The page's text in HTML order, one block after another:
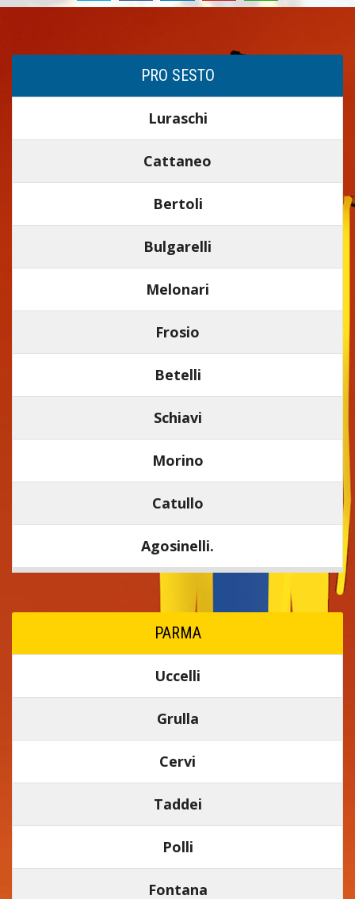
PRO SESTO
Luraschi
Cattaneo
Bertoli
Bulgarelli
Melonari
Frosio
Betelli
Schiavi
Morino
Catullo
Agosinelli.
PARMA
Uccelli
Grulla
Cervi
Taddei
Polli
Fontana